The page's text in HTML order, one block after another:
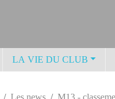
LA VIE DU CLUB
Les news M13 -